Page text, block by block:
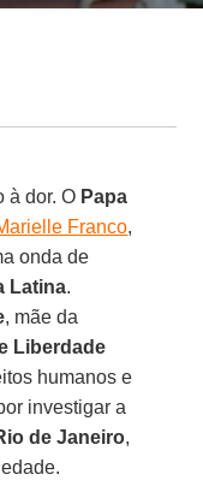
à dor. O Papa
Franco,
onda de
Latina.
, mãe da
Liberdade
humanos e
investigar a
de Janeiro,